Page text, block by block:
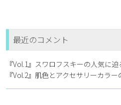
最近のコメント
『Vol.1』スワロフスキーの人気に
『Vol.2』肌色とアクセサリーカラ